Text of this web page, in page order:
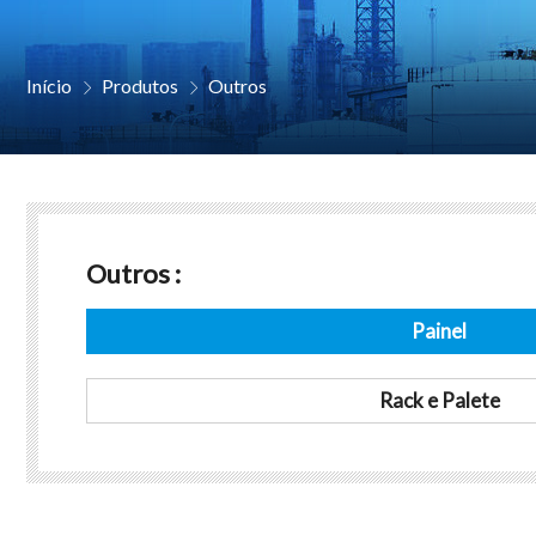
Início  Produtos  Outros
Outros :
Painel
Rack e Palete